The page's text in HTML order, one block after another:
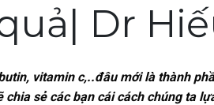
Dr
vitamin c,..đâu mới là thành
chia sẻ các bạn cái cách chúng ta